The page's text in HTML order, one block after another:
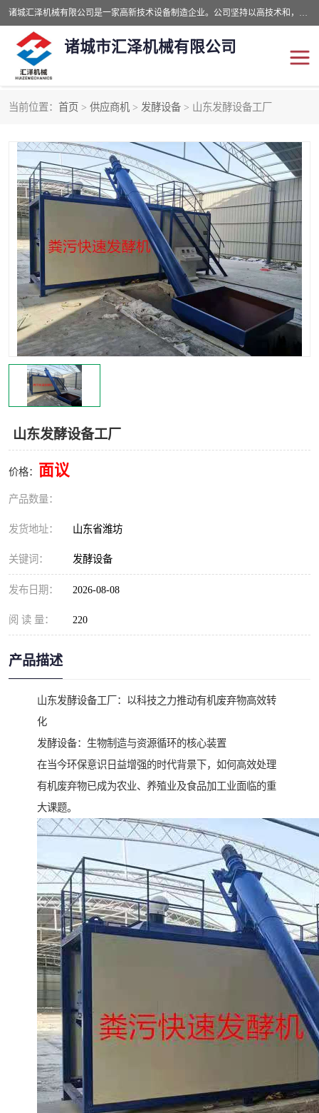
诸城汇泽机械有限公司是一家高新技术设备制造企业。公司坚持以高技术和，高服务于用户，以的环保机械制造设备赢的用户的信赖。现在主要生产死亡畜禽无害化处理和立式和卧式有机肥设备，搅拌机，烘干机，高温发酵机等。污水处理设备，固液分离机。气浮机，化制机等。公司秉承品质，用户至上，科技创新的经营理。
诸城市汇泽机械有限公司
当前位置： 首页 > 供应商机 > 发酵设备 > 山东发酵设备工厂
山东发酵设备工厂
价格： 面议
产品数量：
发货地址： 山东省潍坊
关键词： 发酵设备
发布日期： 2026-08-08
阅 读 量： 220
产品描述
山东发酵设备工厂：以科技之力推动有机废弃物高效转
化
发酵设备：生物制造与资源循环的核心装置
在当今环保意识日益增强的时代背景下，如何高效处理
有机废弃物已成为农业、养殖业及食品加工业面临的重
大课题。
鸡粪发酵机 有机肥设备
纳米膜好氧发酵堆肥机 粪污烘干酶体机
膜式堆肥机 纳米膜发酵
膜式发酵仓 分子膜堆肥仓
分子膜发酵堆肥设备